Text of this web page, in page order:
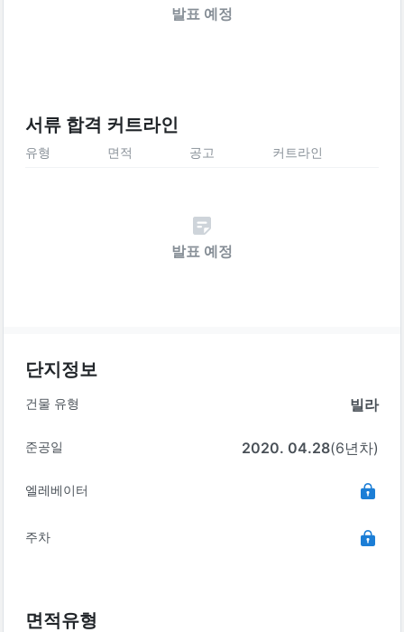
발표 예정
서류 합격 커트라인
유형 면적 공고 커트라인
발표 예정
단지정보
건물 유형 빌라
준공일 2020. 04.28(6년차)
엘레베이터
주차
면적유형